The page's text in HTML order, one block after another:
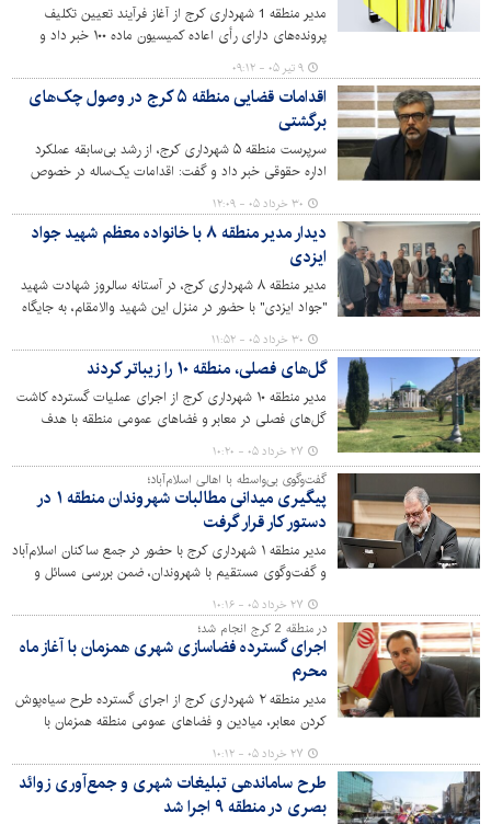
مدیر منطقه 1 شهرداری کرج از آغاز فرآیند تعیین تکلیف
پرونده‌های دارای رأی اعاده کمیسیون ماده ۱۰۰ خبر داد و
گفت: با اجرای دستورالعمل ابلاغی، زمینه رفع بخشی از
مشکلات حقوقی و اداری شهروندان و ساماندهی پرونده‌های
بلاتکلیف فراهم شده است.
۹ تیر ۰۵ - ۰۹:۱۲
اقدامات قضایی منطقه ۵ کرج در وصول چک‌های
برگشتی
سرپرست منطقه ۵ شهرداری کرج، از رشد بی‌سابقه عملکرد
اداره حقوقی خبر داد و گفت: اقدامات یک‌ساله در خصوص
چک‌های برگشتی نسبت به سه دهه قبل دو برابر شده و
پیگیری ساختاریافته پرونده‌های حقوقی، گامی مؤثر در صیانت
از منابع عمومی بوده است.
۳۰ خرداد ۰۵ - ۱۲:۰۹
دیدار مدیر منطقه ۸ با خانواده معظم شهید جواد
ایزدی
مدیر منطقه ۸ شهرداری کرج، در آستانه سالروز شهادت شهید
"جواد ایزدی" با حضور در منزل این شهید والامقام، به جایگاه
ایشان و خانواده‌اش ادای احترام کردند.
۳۰ خرداد ۰۵ - ۱۱:۵۲
گل‌های فصلی، منطقه ۱۰ را زیباتر کردند
مدیر منطقه ۱۰ شهرداری کرج از اجرای عملیات گسترده کاشت
گل‌های فصلی در معابر و فضاهای عمومی منطقه با هدف
زیباسازی سیمای شهری و افزایش نشاط اجتماعی شهروندان
خبر داد.
۲۷ خرداد ۰۵ - ۱۰:۲۰
گفت‌وگوی بی‌واسطه با اهالی اسلام‌آباد؛
پیگیری میدانی مطالبات شهروندان منطقه ۱ در
دستور کار قرار گرفت
مدیر منطقه ۱ شهرداری کرج با حضور در جمع ساکنان اسلام‌آباد
و گفت‌وگوی مستقیم با شهروندان، ضمن بررسی مسائل و
مشکلات محلی، بر پیگیری مستمر درخواست‌های مردمی و
تسریع در رفع آن‌ها تأکید کرد.
۲۷ خرداد ۰۵ - ۱۰:۱۶
در منطقه 2 کرج انجام شد؛
اجرای گسترده فضاسازی شهری همزمان با آغاز ماه
محرم
مدیر منطقه ۲ شهرداری کرج از اجرای گسترده طرح سیاه‌پوش
کردن معابر، میادین و فضاهای عمومی منطقه همزمان با
فرارسیدن ماه محرم خبر داد و گفت: این اقدامات با هدف
پاسداشت شعائر حسینی، ترویج فرهنگ عاشورا و ایجاد
فضایی معنوی برای شهروندان و عزاداران انجام شده است.
۲۷ خرداد ۰۵ - ۱۰:۱۲
طرح ساماندهی تبلیغات شهری و جمع‌آوری زوائد
بصری در منطقه ۹ اجرا شد